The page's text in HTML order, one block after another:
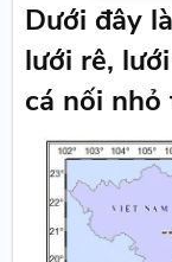
Dưới đây
lưới rê,
cá nối